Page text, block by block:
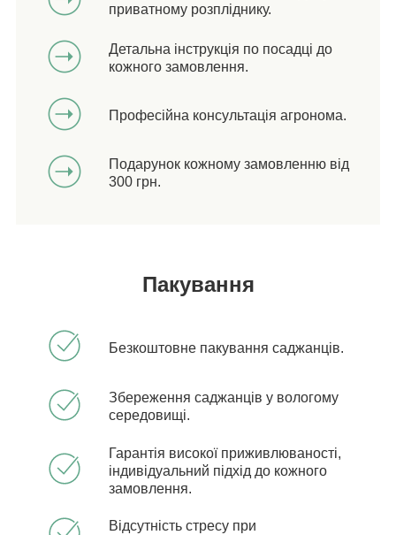
приватному розпліднику.
Детальна інструкція по посадці до
кожного замовлення.
Професійна консультація агронома.
Подарунок кожному замовленню від
300 грн.
Пакування
Безкоштовне пакування саджанців.
Збереження саджанців у вологому
середовищі.
Гарантія високої приживлюваності,
індивідуальний підхід до кожного
замовлення.
Відсутність стресу при